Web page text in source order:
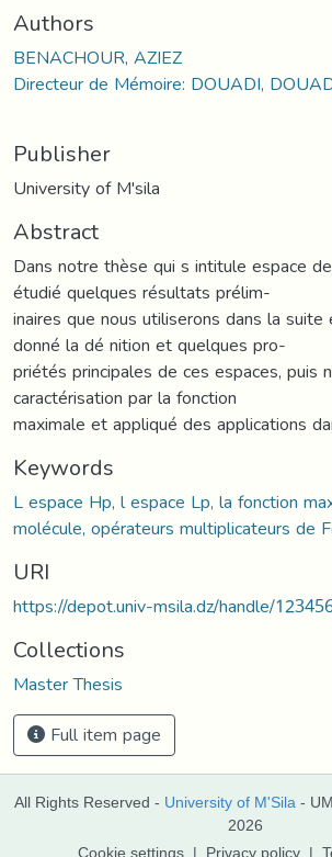
Authors
BENACHOUR, AZIEZ
Directeur de Mémoire: DOUADI,
Publisher
University of M'sila
Abstract
Dans notre thèse qui s intitule espace
étudié quelques résultats prélim-
inaires que nous utiliserons dans la
donné la dé nition et quelques pro-
priétés principales de ces espaces, puis
caractérisation par la fonction
maximale et appliqué des applications
Keywords
L espace Hp, l espace Lp, la fonction
molécule, opérateurs multiplicateurs de
URI
https://depot.univ-msila.dz/handle/
Collections
Master Thesis
Full item page
All Rights Reserved - University of M'Sila -
2026
Cookie settings | Privacy policy |